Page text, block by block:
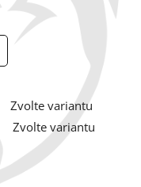
Zvolte variantu
Zvolte variantu